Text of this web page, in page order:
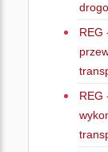
REG
REG